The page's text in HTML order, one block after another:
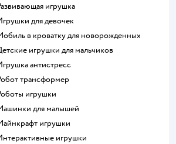
Развивающая игрушка
Игрушки для девочек
Мобиль в кроватку для новорожденных
Детские игрушки для мальчиков
Игрушка антистресс
Робот трансформер
Роботы игрушки
Машинки для малышей
Майнкрафт игрушки
Интерактивные игрушки